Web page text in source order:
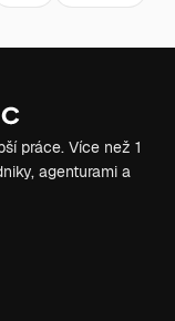
práce. Více než 1
agenturami a